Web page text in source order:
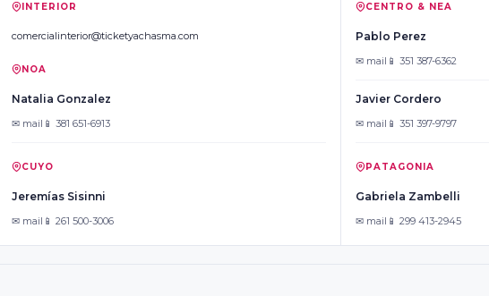
INTERIOR
comercialinterior@ticketyachasma.com
NOA
Natalia Gonzalez
✉ mail 📱 381 651-6913
CUYO
Jeremías Sisinni
✉ mail 📱 261 500-3006
CENTRO & NEA
Pablo Perez
✉ mail 📱 351 387-6362
Javier Cordero
✉ mail 📱 351 397-9797
PATAGONIA
Gabriela Zambelli
✉ mail 📱 299 413-2945